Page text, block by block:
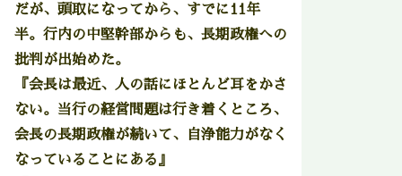
だが、頭取になってから、すでに11年
半。行内の中堅幹部からも、長期政権への
批判が出始めた。
『会長は最近、人の話にほとんど耳をかさ
ない。当行の経営問題は行き着くところ、
会長の長期政権が続いて、自浄能力がなく
なっていることにある』